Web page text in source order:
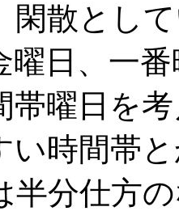
閑散とし
曜日、一
帯曜日を
い時間帯
半分仕方